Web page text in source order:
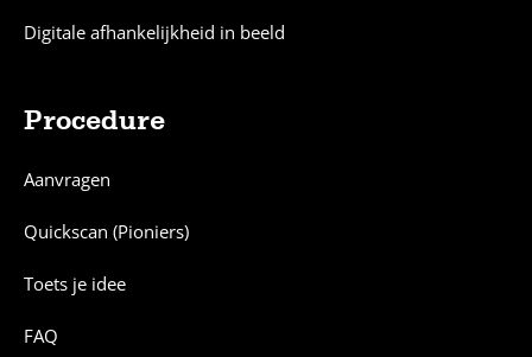
Digitale afhankelijkheid in beeld
Procedure
Aanvragen
Quickscan (Pioniers)
Toets je idee
FAQ